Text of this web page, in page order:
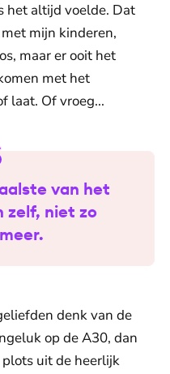
het altijd voelde. Dat
mijn kinderen,
maar er ooit het
met het
laat. Of vroeg...
van het
zelf, niet zo
denk van de
op de A30, dan
uit de heerlijk